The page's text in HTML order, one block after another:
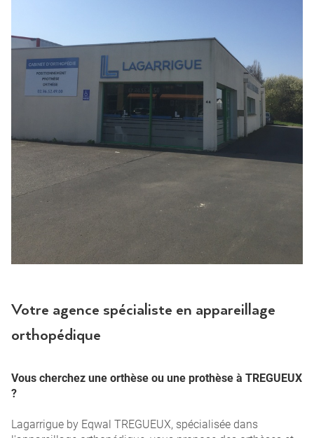
Votre agence spécialiste en appareillage
orthopédique
Vous cherchez une orthèse ou une prothèse à TREGUEUX
?
Lagarrigue by Eqwal TREGUEUX, spécialisée dans